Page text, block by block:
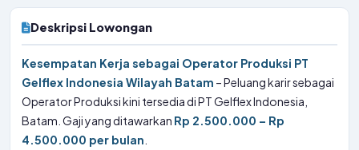
Deskripsi Lowongan
Kesempatan Kerja sebagai Operator Produksi PT
Gelflex Indonesia Wilayah Batam – Peluang karir sebagai
Operator Produksi kini tersedia di PT Gelflex Indonesia,
Batam. Gaji yang ditawarkan Rp 2.500.000 – Rp
4.500.000 per bulan